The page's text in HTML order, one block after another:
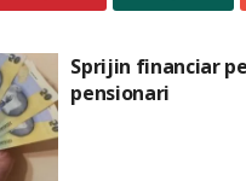
Sprijin financiar
pensionari